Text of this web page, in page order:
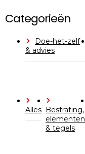
Categorieën
Doe-het-zelf
& advies
Alles Bestrating,
elementen
& tegels